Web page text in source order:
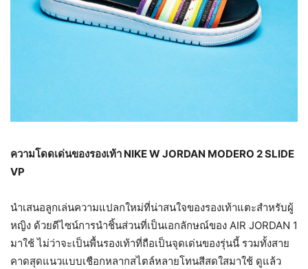
ความโดดเด่นของรองเท้า NIKE W JORDAN MODERO 2 SLIDE
VP
นำเสนอลูกเล่นความแปลกใหม่ที่น่าสนใจของรองเท้าแตะสำหรับผู้
หญิง ด้วยดีไซน์การนำชิ้นส่วนที่เป็นเอกลักษณ์ของ AIR JORDAN 1
มาใช้ ไม่ว่าจะเป็นพื้นรองเท้าที่ถือเป็นจุดเด่นของรุ่นนี้ รวมทั้งสาย
คาดสุดแนวแบบเชือกหลากสไตล์หลายโทนสีสดใสมาใช้ ดูแล้ว